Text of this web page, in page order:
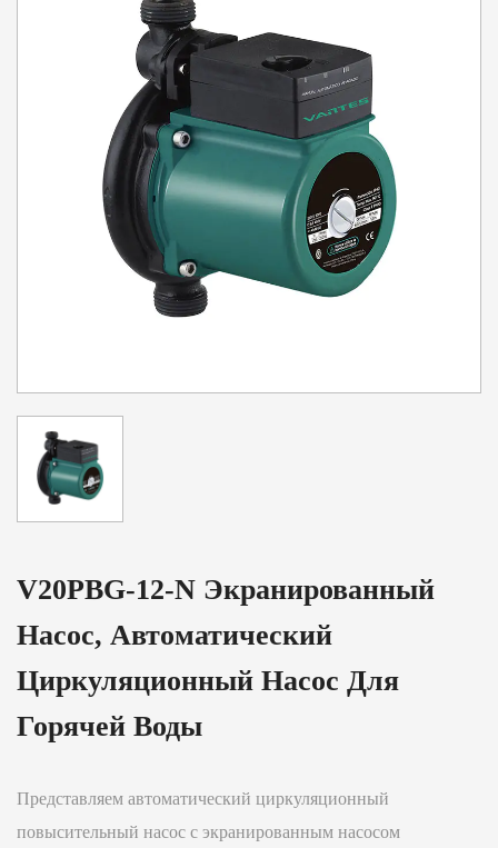
V20PBG-12-N Экранированный
Насос, Автоматический
Циркуляционный Насос Для
Горячей Воды
Представляем автоматический циркуляционный
повысительный насос с экранированным насосом